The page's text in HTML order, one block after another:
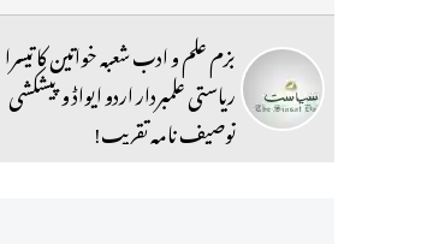
بزم علم و ادب شعبہ خواتین کا تیسرا
ریاستی علمبردار اردو ایواڈ و پیشکشی
توصیف نامہ تقریب!